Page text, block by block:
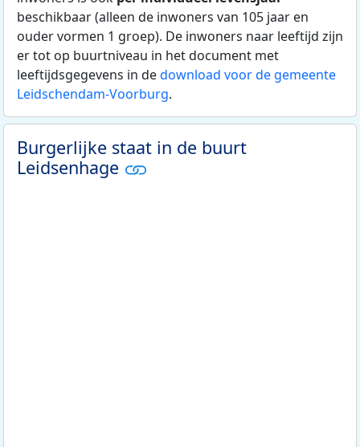
beschikbaar (alleen de inwoners van 105 jaar en
ouder vormen 1 groep). De inwoners naar leeftijd zijn
er tot op buurtniveau in het document met
leeftijdsgegevens in dedownload voor de gemeente
Leidschendam-Voorburg.
Burgerlijke staat in de buurt
Leidsenhage